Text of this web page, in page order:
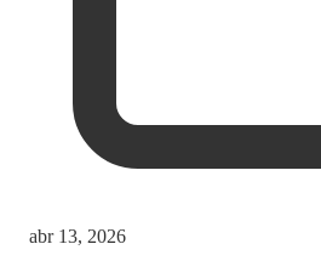
abr 13, 2026